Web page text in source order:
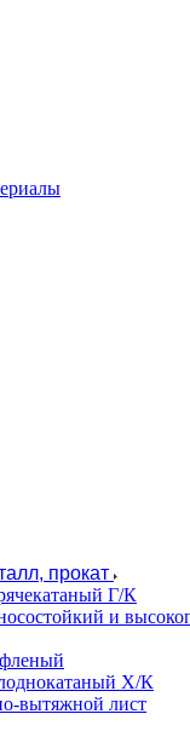
прокат
Г/К
и
Х/К
вытяжной лист